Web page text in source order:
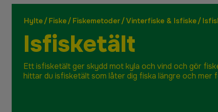
Hylte/ Fiske/ Fiskemetoder/Vinterfiske & Isfiske/
Isfisketält
Ett isfisketält ger skydd mot kyla och vind och gör
hittar du isfisketält som låter dig fiska längre och mer